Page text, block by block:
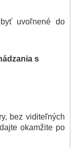
uvoľnené do
s
bez viditeľných
okamžite po